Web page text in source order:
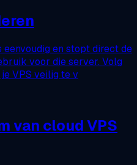
eenvoudig en stopt direct de
voor die server. Volg
VPS veilig te v
van cloud VPS